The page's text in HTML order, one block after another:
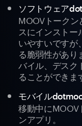
ソフトウェア
MOOVトークン
スにインスト
いやすいですが
る脆弱性があ
バイル、デスク
ることができま
モバイル
移動中にMOOV
ンアプリ。